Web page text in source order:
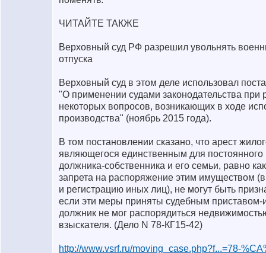
ЧИТАЙТЕ ТАКЖЕ
Верховный суд РФ разрешил увольнять
отпуска
Верховный суд в этом деле использовал
"О применении судами законодательства при
некоторых вопросов, возникающих в ходе
производства" (ноябрь 2015 года).
В том постановлении сказано, что арест
являющегося единственным для
должника-собственника и его семьи, равно
запрета на распоряжение этим имуществом
и регистрацию иных лиц), не могут быть
если эти меры приняты судебным приставом-
должник не мог распорядиться
взыскателя. (Дело N 78-КГ15-42)
http://www.vsrf.ru/moving_case.php?f...=78-